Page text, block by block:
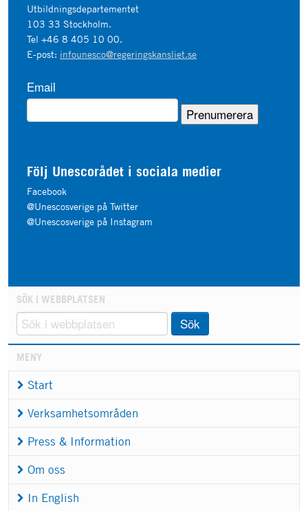
Utbildningsdepartementet
103 33 Stockholm.
Tel +46 8 405 10 00.
E-post: infounesco@regeringskansliet.se
Email
Följ Unescorådet i sociala medier
Facebook
@Unescosverige på Twitter
@Unescosverige på Instagram
SÖK I WEBBPLATSEN
Sök
MENY
Start
Verksamhetsområden
Press & Information
Om oss
In English